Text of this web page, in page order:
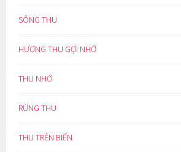
SÔNG THU
HƯƠNG THU GỢI NHỚ
THU NHỚ
RỪNG THU
THU TRÊN BIỂN